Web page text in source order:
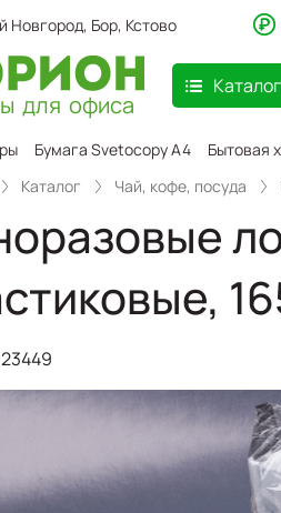
Новгород, Бор, Кстово
для офиса
Каталог
Бумага Svetocopy A4 Бытовая
Каталог Чай, кофе, посуда